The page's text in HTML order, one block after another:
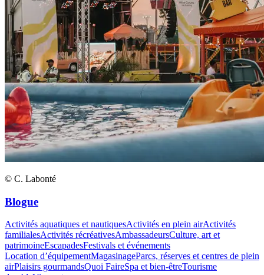
© C. Labonté
Blogue
Activités aquatiques et nautiquesActivités en plein airActivités
familialesActivités récréativesAmbassadeursCulture, art et
patrimoineEscapadesFestivals et événements
Location d’équipementMagasinageParcs, réserves et centres de plein
airPlaisirs gourmandsQuoi FaireSpa et bien-êtreTourisme